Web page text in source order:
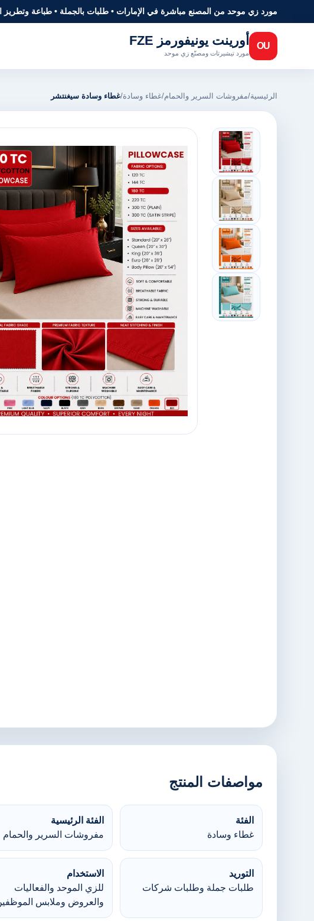
مورد زي موحد من المصنع مباشرة في الإمارات • طلبات بالجملة • طباعة وتطريز
OU أورينت يونيفورمز FZE
مورد تيشيرتات ومصنّع زي موحد
الرئيسية/مفروشات السرير والحمام/غطاء وسادة/غطاء وسادة سيغنتشر
مواصفات المنتج
الفئة
غطاء وسادة
الفئة الرئيسية
مفروشات السرير والحمام
التوريد
طلبات جملة وطلبات شركات
الاستخدام
للزي الموحد والفعاليات
والعروض وملابس